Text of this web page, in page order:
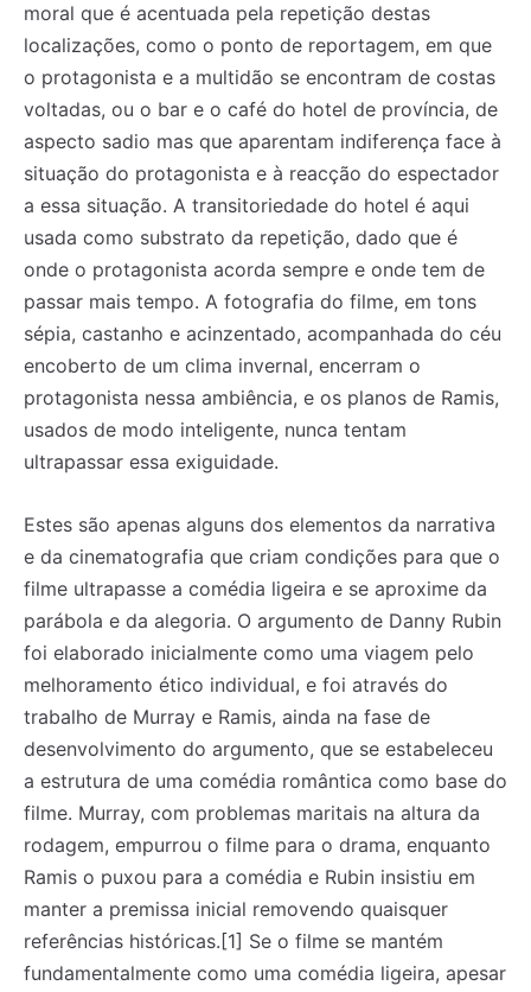
moral que é acentuada pela repetição destas
localizações, como o ponto de reportagem, em que
o protagonista e a multidão se encontram de costas
voltadas, ou o bar e o café do hotel de província, de
aspecto sadio mas que aparentam indiferença face à
situação do protagonista e à reacção do espectador
a essa situação. A transitoriedade do hotel é aqui
usada como substrato da repetição, dado que é
onde o protagonista acorda sempre e onde tem de
passar mais tempo. A fotografia do filme, em tons
sépia, castanho e acinzentado, acompanhada do céu
encoberto de um clima invernal, encerram o
protagonista nessa ambiência, e os planos de Ramis,
usados de modo inteligente, nunca tentam
ultrapassar essa exiguidade.
Estes são apenas alguns dos elementos da narrativa
e da cinematografia que criam condições para que o
filme ultrapasse a comédia ligeira e se aproxime da
parábola e da alegoria. O argumento de Danny Rubin
foi elaborado inicialmente como uma viagem pelo
melhoramento ético individual, e foi através do
trabalho de Murray e Ramis, ainda na fase de
desenvolvimento do argumento, que se estabeleceu
a estrutura de uma comédia romântica como base do
filme. Murray, com problemas maritais na altura da
rodagem, empurrou o filme para o drama, enquanto
Ramis o puxou para a comédia e Rubin insistiu em
manter a premissa inicial removendo quaisquer
referências históricas.[1] Se o filme se mantém
fundamentalmente como uma comédia ligeira, apesar